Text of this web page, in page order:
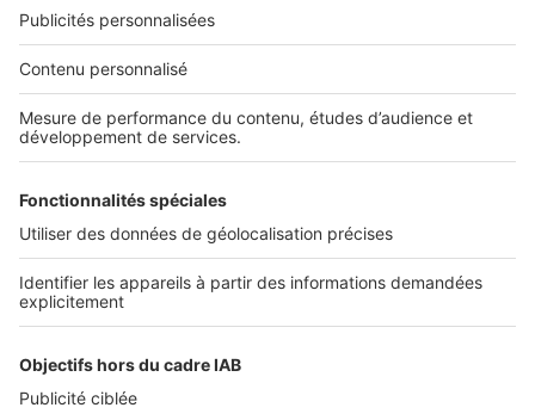
NOS APPLICATIONS
Découvrez nos applications
Tous nos services pro
Accès client
Mes annonces sur SeLoger
À DÉCOUVRIR
Tout l'immobilier
Toutes les villes